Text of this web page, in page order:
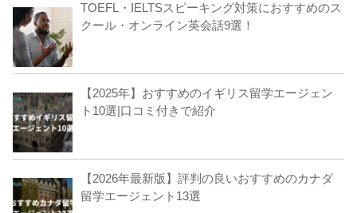
TOEFL・IELTSスピーキング対策におすすめのス
クール・オンライン英会話9選！
【2025年】おすすめのイギリス留学エージェン
ト10選|口コミ付きで紹介
【2026年最新版】評判の良いおすすめのカナダ
留学エージェント13選